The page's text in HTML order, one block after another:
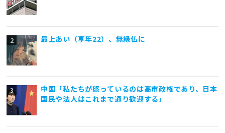
最上あい（享年22）、無縁仏に
中国「私たちが怒っているのは高市政権であり、日本
国民や法人はこれまで通り歓迎する」